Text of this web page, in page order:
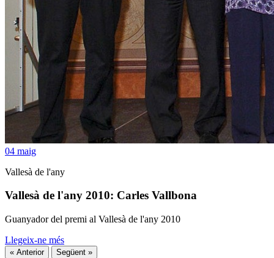
04 maig
Vallesà de l'any
Vallesà de l'any 2010: Carles Vallbona
Guanyador del premi al Vallesà de l'any 2010
Llegeix-ne més
« Anterior Següent »